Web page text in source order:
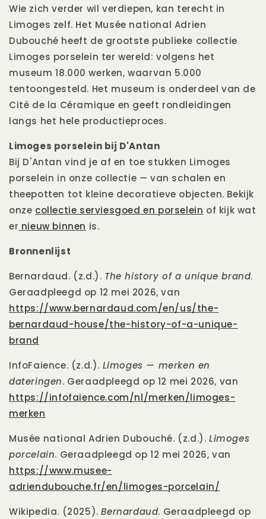
Wie zich verder wil verdiepen, kan terecht in
Limoges zelf. Het Musée national Adrien
Dubouché heeft de grootste publieke collectie
Limoges porselein ter wereld: volgens het
museum 18.000 werken, waarvan 5.000
tentoongesteld. Het museum is onderdeel van de
Cité de la Céramique en geeft rondleidingen
langs het hele productieproces.
Limoges porselein bij D'Antan
Bij D'Antan vind je af en toe stukken Limoges
porselein in onze collectie — van schalen en
theepotten tot kleine decoratieve objecten. Bekijk
onze collectie serviesgoed en porselein of kijk wat
er nieuw binnen is.
Bronnenlijst
Bernardaud. (z.d.). The history of a unique brand.
Geraadpleegd op 12 mei 2026, van
https://www.bernardaud.com/en/us/the-
bernardaud-house/the-history-of-a-unique-
brand
InfoFaience. (z.d.). Limoges — merken en
dateringen. Geraadpleegd op 12 mei 2026, van
https://infofaience.com/nl/merken/limoges-
merken
Musée national Adrien Dubouché. (z.d.). Limoges
porcelain. Geraadpleegd op 12 mei 2026, van
https://www.musee-
adriendubouche.fr/en/limoges-porcelain/
Wikipedia. (2025).Bernardaud. Geraadpleegd op